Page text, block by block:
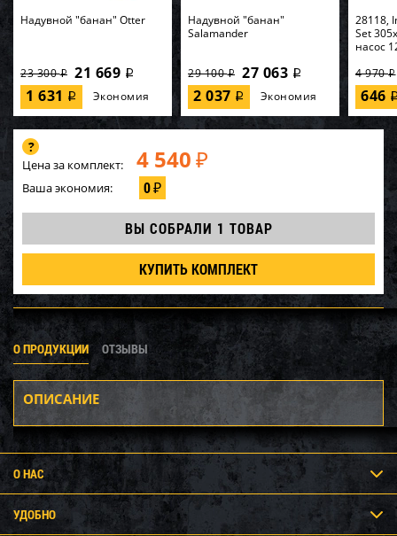
Надувной "банан" Otter
23 300i 21 669 i
1 631 i Экономия
Надувной "банан"
Salamander
29 100i 27 063 i
2 037 i Экономия
28118,
Set
насос
4 970i
646
Цена за комплект: 4 540 ₽
Ваша экономия: 0₽
ВЫ СОБРАЛИ 1 ТОВАР
КУПИТЬ КОМПЛЕКТ
О ПРОДУКЦИИ ОТЗЫВЫ
ОПИСАНИЕ
О НАС
УДОБНО